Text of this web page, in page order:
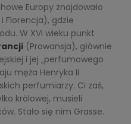
Europy znajdowało
Florencja), gdzie
W XVI wieku punkt
(Prowansja), głównie
i jej „perfumowego
męża Henryka II
perfumiarzy. Ci zaś,
królowej, musieli
Stało się nim Grasse.